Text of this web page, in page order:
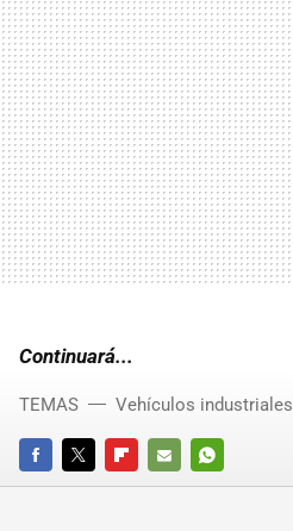
Continuará...
FACEBOOKTWITTERFLIPBOARD
E-
WHATSAPP
TEMAS Vehículos industriales